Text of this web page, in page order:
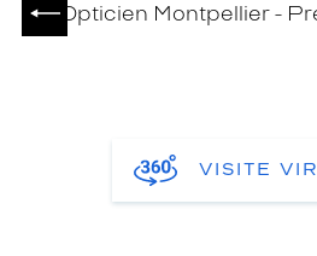
VISITE